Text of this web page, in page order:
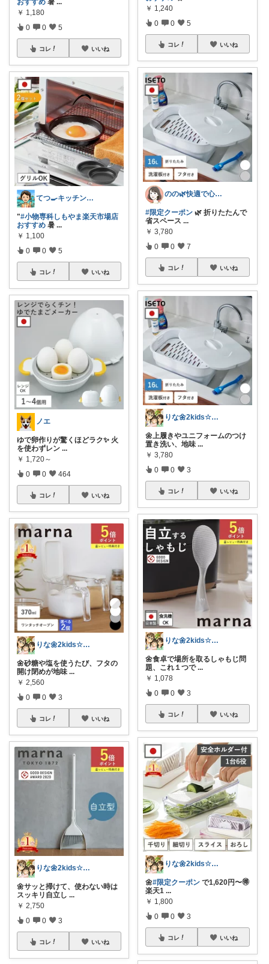
おすすめ 暑 ...
￥ 1,180
0 0 5
コレ いいね
てつ🍳キッチンアイテム｜アイコン変更
"#小物専科しもやま楽天市場店
おすすめ 暑 ...
￥ 1,100
0 0 5
コレ いいね
ノエ
ゆで卵作りが驚くほどラク✨ 火
を使わずレン ...
￥ 1,720～
0 0 464
コレ いいね
りな🌼2kids☆毎日をちょっと快適に
🌼砂糖や塩を使うたび、フタの
開け閉めが地味 ...
￥ 2,560
0 0 3
コレ いいね
りな🌼2kids☆毎日をちょっと快適に
🌼サッと掃けて、使わない時は
スッキリ自立し ...
￥ 2,750
0 0 3
コレ いいね
￥ 1,240
0 0 5
コレ いいね
のの🌿快適で心地よい暮らし♡
#限定クーポン 🌿 折りたたんで
省スペース ...
￥ 3,780
0 0 7
コレ いいね
りな🌼2kids☆毎日をちょっと快適に
🌼上履きやユニフォームのつけ
置き洗い、地味 ...
￥ 3,780
0 0 3
コレ いいね
りな🌼2kids☆毎日をちょっと快適に
🌼食卓で場所を取るしゃもじ問
題、これ１つで ...
￥ 1,078
0 0 3
コレ いいね
りな🌼2kids☆毎日をちょっと快適に
🌼#限定クーポン で1,620円〜🉐
楽天1 ...
￥ 1,800
0 0 3
コレ いいね